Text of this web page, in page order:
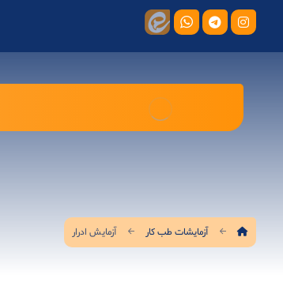
آزمایشات طب کار آزمایش ادرار